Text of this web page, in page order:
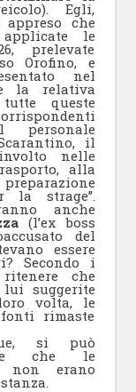
Egli,
che
applicate le
prelevate
Orofino, e
nel
la relativa
queste
il
nelle
alla
la strage”.
anche
(l’ex boss
del
essere
Secondo i
che
suggerite
volta, le
rimaste
si può
che le
non erano